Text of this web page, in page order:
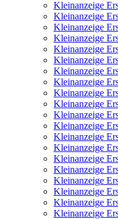
Kleinanzeige
Kleinanzeige
Kleinanzeige
Kleinanzeige
Kleinanzeige
Kleinanzeige
Kleinanzeige
Kleinanzeige
Kleinanzeige
Kleinanzeige
Kleinanzeige
Kleinanzeige
Kleinanzeige
Kleinanzeige
Kleinanzeige
Kleinanzeige
Kleinanzeige
Kleinanzeige
Kleinanzeige
Kleinanzeige